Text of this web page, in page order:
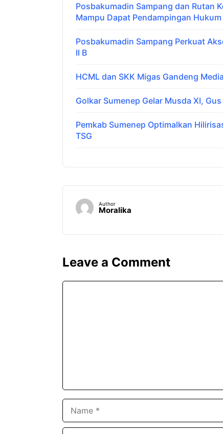
Posbakumadin Sampang dan Rutan
Mampu Dapat Pendampingan Hukum
Posbakumadin Sampang Perkuat
II B
HCML dan SKK Migas Gandeng
Golkar Sumenep Gelar Musda XI,
Pemkab Sumenep Optimalkan
TSG
Author
Moralika
Leave a Comment